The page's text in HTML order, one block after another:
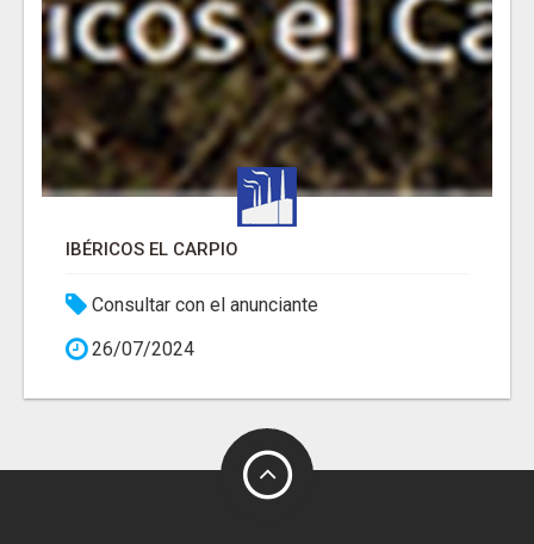
IBÉRICOS EL CARPIO
Consultar con el anunciante
26/07/2024